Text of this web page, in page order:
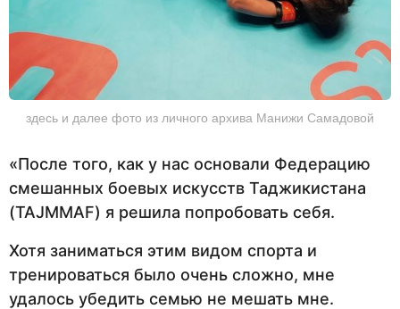
здесь и далее фото из личного архива Манижи Самадовой
«После того, как у нас основали Федерацию
смешанных боевых искусств Таджикистана
(TAJMMAF) я решила попробовать себя.
Хотя заниматься этим видом спорта и
тренироваться было очень сложно, мне
удалось убедить семью не мешать мне.